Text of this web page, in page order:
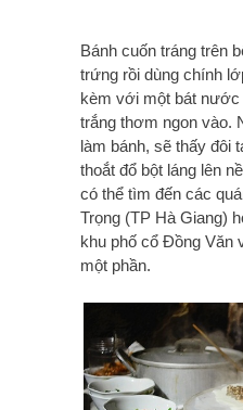
Bánh cuốn tráng trên
trứng rồi dùng chính
kèm với một bát nước
trắng thơm ngon vào.
làm bánh, sẽ thấy đôi
thoắt đổ bột láng lên
có thể tìm đến các
Trọng (TP Hà Giang)
khu phố cổ Đồng Văn
một phần.